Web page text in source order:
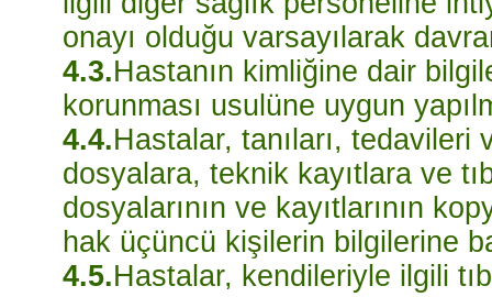
onayı olduğu varsayılarak
4.3.Hastanın kimliğine dair
korunması usulüne uygun
4.4.Hastalar, tanıları, tedavileri
dosyalara, teknik kayıtlara ve
dosyalarının ve kayıtlarının
hak üçüncü kişilerin bilgilerine
4.5.Hastalar, kendileriyle ilgili